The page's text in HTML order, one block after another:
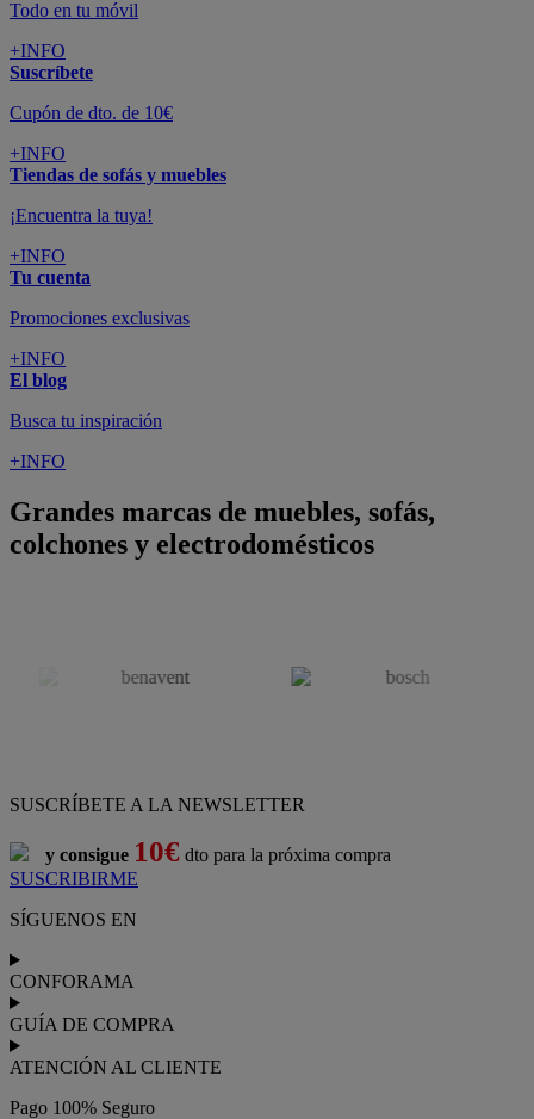
Todo en tu móvil
+INFO
Suscríbete
Cupón de dto. de 10€
+INFO
Tiendas de sofás y muebles
¡Encuentra la tuya!
+INFO
Tu cuenta
Promociones exclusivas
+INFO
El blog
Busca tu inspiración
+INFO
Grandes marcas de muebles, sofás,
colchones y electrodomésticos
SUSCRÍBETE A LA NEWSLETTER
y consigue 10€ dto para la próxima compra
SUSCRIBIRME
SÍGUENOS EN
CONFORAMA
GUÍA DE COMPRA
ATENCIÓN AL CLIENTE
Pago 100% Seguro